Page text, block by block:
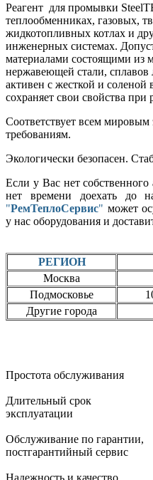
Реагент для промывки
теплообменниках, газовых,
жидкотопливных котлах и
инженерных системах.
материалами состоящими из
нержавеющей стали, сплавов
активен с жесткой и соленой
сохраняет свои свойства
Соответствует всем мировым
требованиям.
Экологически безопасен.
Если у Вас нет
нет времени доехать до
"РемТеплоСервис" может
у нас оборудования и
РЕГИОН
Москва
Подмосковье
Другие города
Простота обслуживания
Длительный срок
эксплуатации
Обслуживание по гарантии,
постгарантийный сервис
Надежность и качество